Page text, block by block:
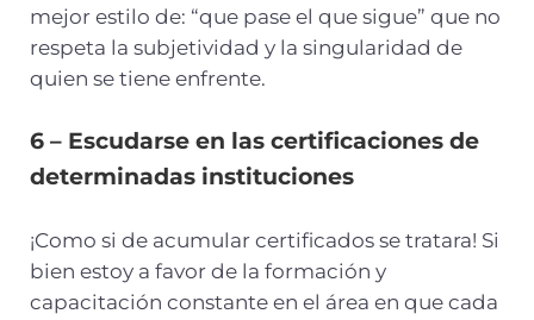
mejor estilo de: “que pase el que sigue” que no
respeta la subjetividad y la singularidad de
quien se tiene enfrente.
6 – Escudarse en las certificaciones de
determinadas instituciones
¡Como si de acumular certificados se tratara! Si
bien estoy a favor de la formación y
capacitación constante en el área en que cada